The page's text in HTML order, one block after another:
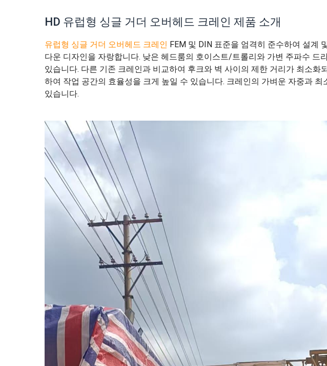
HD 유럽형 싱글 거더 오버헤드 크레인 제품 소개
유럽형 싱글 거더 오버헤드 크레인 FEM 및 DIN 표준을 엄격히 준수하여 설계
다운 디자인을 자랑합니다. 낮은 헤드룸의 호이스트/트롤리와 가변 주파수 드
있습니다. 다른 기존 크레인과 비교하여 후크와 벽 사이의 제한 거리가 최소
하여 작업 공간의 효율성을 크게 높일 수 있습니다. 크레인의 가벼운 자중과
있습니다.